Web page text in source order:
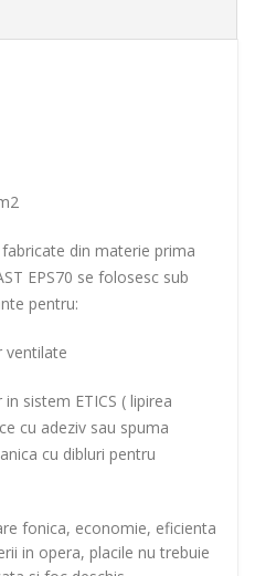
din materie prima
EPS70 se folosesc sub
pentru:
ventilate
sistem ETICS ( lipirea
cu adeziv sau spuma
cu dibluri pentru
fonica, economie, eficienta
in opera, placile nu trebuie